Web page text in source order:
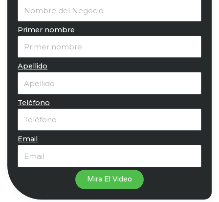
Primer nombre
Apellido
Teléfono
Email
Mira El Video